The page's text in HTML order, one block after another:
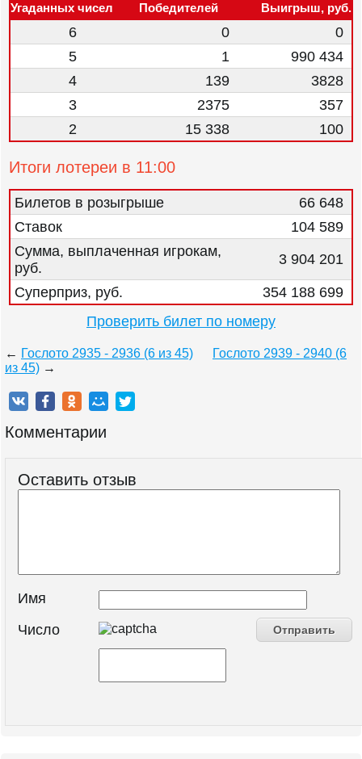
Угаданных чисел Победителей Выигрыш, руб.
6 0
0
5
1
990 434
4
139
3828
3
2375
357
2
15 338 100
Итоги лотереи в 11:00
Билетов в розыгрыше
66 648
Ставок
104 589
Сумма, выплаченная игрокам,
руб.
3 904 201
Суперприз, руб.
354 188 699
Проверить билет по номеру
← Гослото 2935 - 2936 (6 из 45)
Гослото 2939 - 2940 (6
из 45) →
Комментарии
Оставить отзыв
Имя
Число